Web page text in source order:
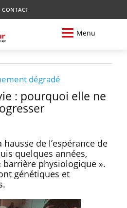
CONTACT
Menu
dégradé
: pourquoi elle ne
de l’espérance de
quelques années,
physiologique ».
génétiques et